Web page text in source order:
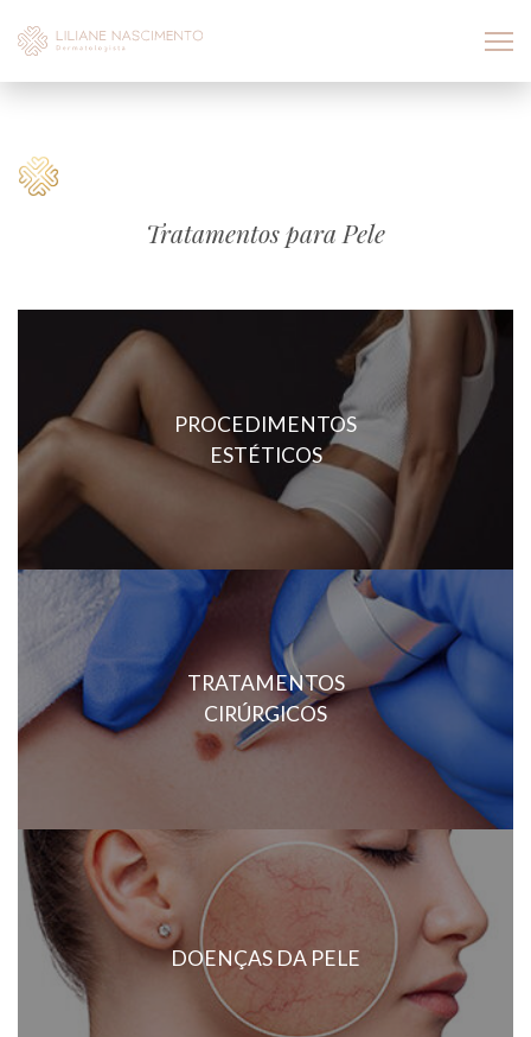
Tratamentos para Pele
PROCEDIMENTOS
ESTÉTICOS
TRATAMENTOS
CIRÚRGICOS
DOENÇAS DA PELE